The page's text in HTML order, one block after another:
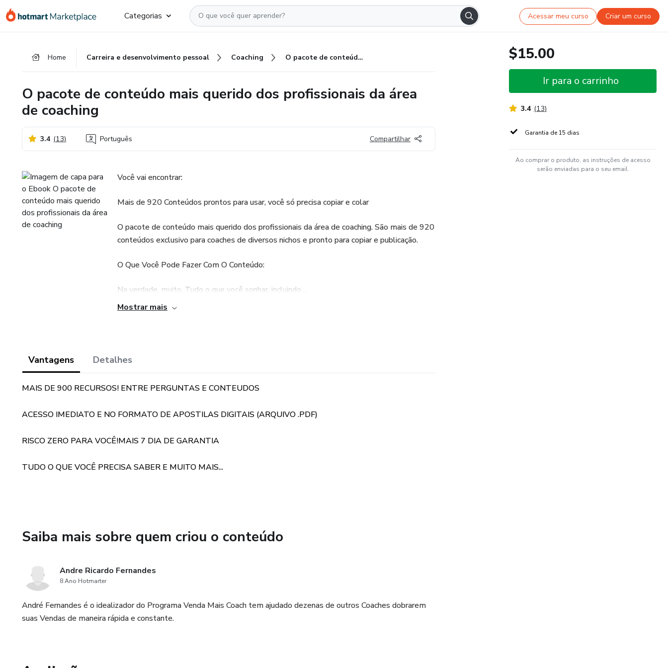
para
para
para
Categorias Acessar meu curso Criar um curso
Home Carreira e desenvolvimento pessoal Coaching O pacote de conteúdo mais querido dos profissionais da área de coaching
O pacote de conteúdo mais querido dos profissionais da área
de coaching
3.4 (13) Português Compartilhar
Você vai encontrar:
Mais de 920 Conteúdos prontos para usar, você só precisa copiar e colar
O pacote de conteúdo mais querido dos profissionais da área de coaching. São mais de 920
conteúdos exclusivo para coaches de diversos nichos e pronto para copiar e publicação.
O Que Você Pode Fazer Com O Conteúdo:
Na verdade, muito. Tudo o que você sonhar, incluindo ...
Artigos para blogs
Videos
Palestras
Webinarios
Ebook
Podcasts
Emails
Mostrar mais
Vantagens Detalhes
MAIS DE 900 RECURSOS! ENTRE PERGUNTAS E CONTEUDOS
ACESSO IMEDIATO E NO FORMATO DE APOSTILAS DIGITAIS (ARQUIVO .PDF)
RISCO ZERO PARA VOCÊ!MAIS 7 DIA DE GARANTIA
TUDO O QUE VOCÊ PRECISA SABER E MUITO MAIS...
Saiba mais sobre quem criou o conteúdo
Andre Ricardo Fernandes
8 Ano Hotmarter
André Fernandes é o idealizador do Programa Venda Mais Coach tem ajudado dezenas de outros Coaches dobrarem
suas Vendas de maneira rápida e constante.
$15.00
Ir para o carrinho
3.4 (13)
Garantia de 15 dias
Ao comprar o produto, as instruções de acesso
serão enviadas para o seu email.